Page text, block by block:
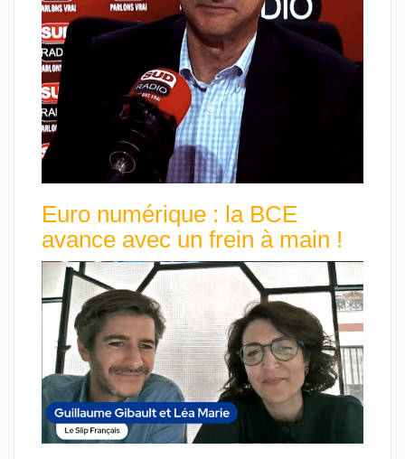
Euro numérique : la BCE
avance avec un frein à main !